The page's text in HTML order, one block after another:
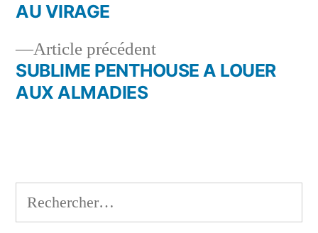
l’article
Article précédentArticle
précédent :
SUBLIME PENTHOUSE A LOUER
AUX ALMADIES
AU VIRAGE
Rechercher :